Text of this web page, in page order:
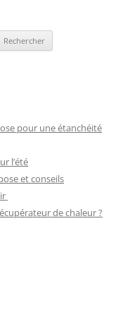
pour une étanchéité
l’été
et conseils
de chaleur ?